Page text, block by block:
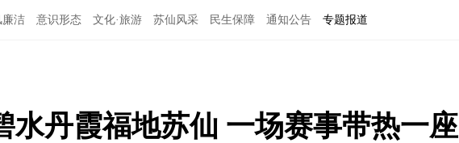
廉洁 意识形态 文化·旅游 苏仙风采 民生保障 通知公告 专题报道
水丹霞福地苏仙 一场赛事带热一座